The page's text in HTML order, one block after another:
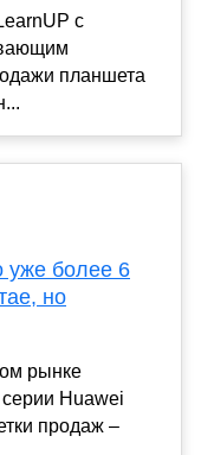
с
планшета
уже более 6
но
рынке
Huawei
продаж –